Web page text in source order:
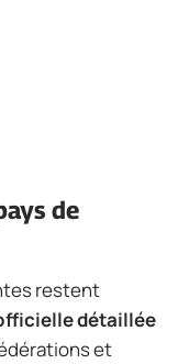
de
restent
détaillée
et